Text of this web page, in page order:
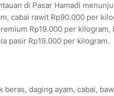
di Pasar Hamadi
cabai rawit Rp90.000 per
Rp19.000 per
pasir Rp19.000 per kilogram.
daging ayam, cabai,